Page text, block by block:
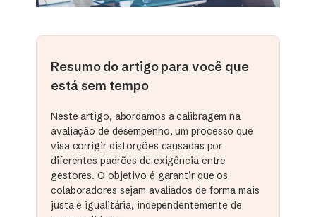
Resumo do artigo para você que
está sem tempo
Neste artigo, abordamos a calibragem na
avaliação de desempenho, um processo que
visa corrigir distorções causadas por
diferentes padrões de exigência entre
gestores. O objetivo é garantir que os
colaboradores sejam avaliados de forma mais
justa e igualitária, independentemente de